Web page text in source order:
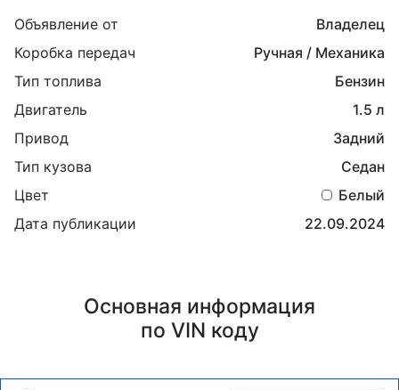
Объявление от
Владелец
Коробка передач
Ручная / Механика
Тип топлива
Бензин
Двигатель
1.5 л
Привод
Задний
Тип кузова
Седан
Цвет
Белый
Дата публикации
22.09.2024
Основная информация
по VIN коду